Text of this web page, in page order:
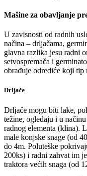
Mašine za obavljanje
U zavisnosti od radnih
načina – drljačama,
glavna razlika jesu radni
setvospremača i
obrađuje odrediće koji tip
Drljače
Drljače mogu biti lake,
težine, ogledaju i u
radnog elementa (klina).
male konjske snage (od
do 4m. Poluteške
200ks) i radni zahvat im
traktora većih snaga (od